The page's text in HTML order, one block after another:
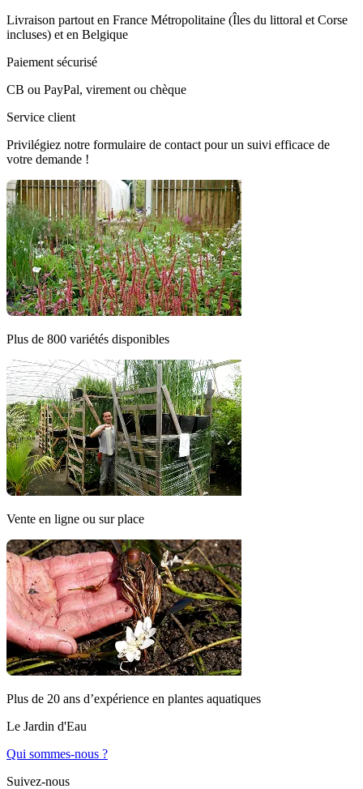
Livraison partout en France Métropolitaine (Îles du littoral et Corse
incluses) et en Belgique
Paiement sécurisé
CB ou PayPal, virement ou chèque
Service client
Privilégiez notre formulaire de contact pour un suivi efficace de
votre demande !
Plus de 800 variétés disponibles
Vente en ligne ou sur place
Plus de 20 ans d’expérience en plantes aquatiques
Le Jardin d'Eau
Qui sommes-nous ?
Suivez-nous